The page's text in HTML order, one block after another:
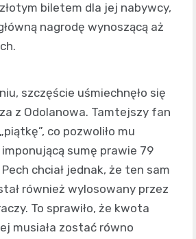
biletem dla jej nabywcy,
nagrodę wynoszącą aż
szczęście uśmiechnęło się
z Odolanowa. Tamtejszy fan
co pozwoliło mu
sumę prawie 79
chciał jednak, że ten sam
również wylosowany przez
To sprawiło, że kwota
musiała zostać równo